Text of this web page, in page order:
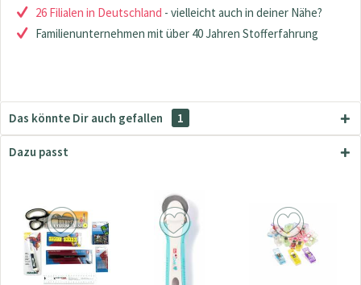
26 Filialen in Deutschland - vielleicht auch in deiner Nähe?
Familienunternehmen mit über 40 Jahren Stofferfahrung
Das könnte Dir auch gefallen 1
Dazu passt